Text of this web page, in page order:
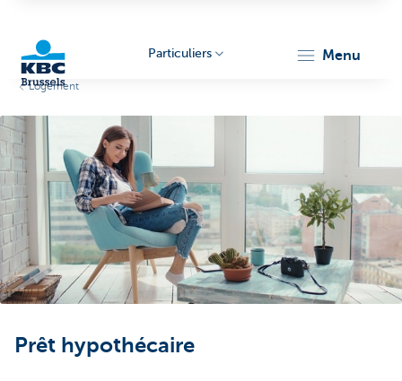
Brussels
Particuliers menu
Logement
Prêt hypothécaire